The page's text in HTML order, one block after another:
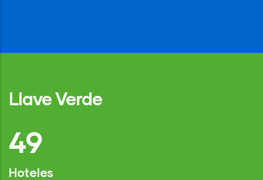
Llave Verde
75
Hoteles